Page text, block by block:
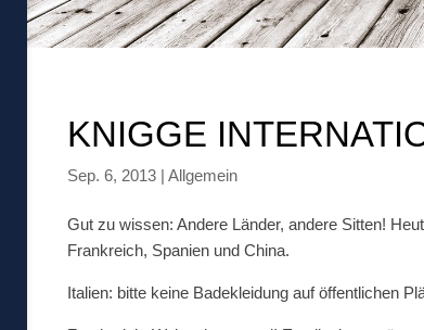
KNIGGE
Sep. 6, 2013| Allgemein
Gut zu wissen: Andere Länder, andere Sitten!
Frankreich, Spanien und China.
Italien: bitte keine Badekleidung auf öffentlichen